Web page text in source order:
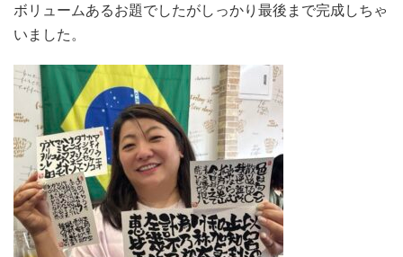
ボリュームあるお題でしたがしっかり最後まで完成しちゃ
いました。